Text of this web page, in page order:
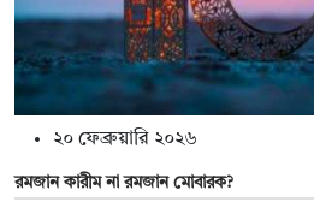
২০ ফেব্রুয়ারি ২০২৬
রমজান কারীম না রমজান মোবারক?